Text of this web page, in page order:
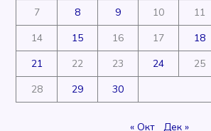
7
8 9 10 11
14
15 16 17 18
21
22 23 24 25
28
29 30
« Окт Дек »